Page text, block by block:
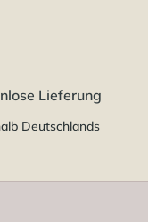
Lieferung
Deutschlands